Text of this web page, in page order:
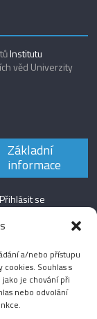
a/nebo přístupu
Souhlas s
je chování při
nebo odvolání
Institutu
věd Univerzity
Základní
informace
Přihlásit se
kanálů
komentářů
lokalizace